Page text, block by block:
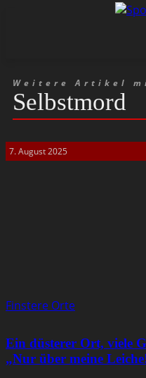
Weitere Artikel
Selbstmord
7. August 2025
Finstere Orte
Ein düsterer Ort, viele
„Nur über meine